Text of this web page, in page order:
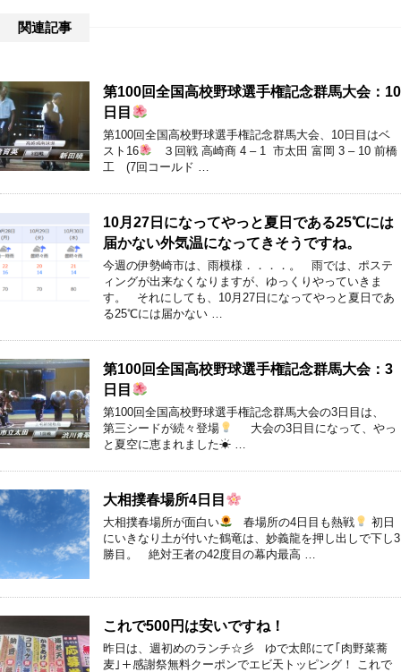
関連記事
第100回全国高校野球選手権記念群馬大会：10
日目
第100回全国高校野球選手権記念群馬大会、10日目はベ
スト16
３回戦 高崎商 4 – 1 市太田 富岡 3 – 10 前橋
工 (7回コールド …
10月27日になってやっと夏日である25℃には
届かない外気温になってきそうですね。
今週の伊勢崎市は、雨模様．．．．。 雨では、ポステ
ィングが出来なくなりますが、ゆっくりやっていきま
す。 それにしても、10月27日になってやっと夏日であ
る25℃には届かない …
第100回全国高校野球選手権記念群馬大会：3
日目
第100回全国高校野球選手権記念群馬大会の3日目は、
第三シードが続々登場
大会の3日目になって、やっ
と夏空に恵まれました☀ …
大相撲春場所4日目
大相撲春場所が面白い 春場所の4日目も熱戦
初日
にいきなり土が付いた鶴竜は、妙義龍を押し出しで下し3
勝目。 絶対王者の42度目の幕内最高 …
これで500円は安いですね！
昨日は、週初めのランチ☆彡 ゆで太郎にて｢肉野菜蕎
麦｣＋感謝祭無料クーポンでエビ天トッピング！ これで